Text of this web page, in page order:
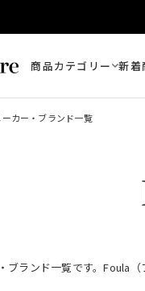
商品カテゴリー 新着
ーカー・ブランド一覧
ブランド一覧です。Foula